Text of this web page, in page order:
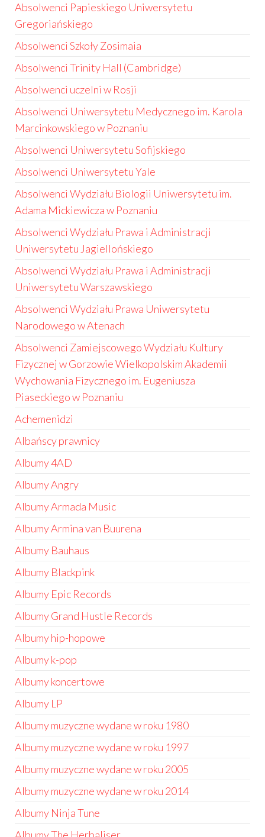
Absolwenci Papieskiego Uniwersytetu
Gregoriańskiego
Absolwenci Szkoły Zosimaia
Absolwenci Trinity Hall (Cambridge)
Absolwenci uczelni w Rosji
Absolwenci Uniwersytetu Medycznego im. Karola
Marcinkowskiego w Poznaniu
Absolwenci Uniwersytetu Sofijskiego
Absolwenci Uniwersytetu Yale
Absolwenci Wydziału Biologii Uniwersytetu im.
Adama Mickiewicza w Poznaniu
Absolwenci Wydziału Prawa i Administracji
Uniwersytetu Jagiellońskiego
Absolwenci Wydziału Prawa i Administracji
Uniwersytetu Warszawskiego
Absolwenci Wydziału Prawa Uniwersytetu
Narodowego w Atenach
Absolwenci Zamiejscowego Wydziału Kultury
Fizycznej w Gorzowie Wielkopolskim Akademii
Wychowania Fizycznego im. Eugeniusza
Piaseckiego w Poznaniu
Achemenidzi
Albańscy prawnicy
Albumy 4AD
Albumy Angry
Albumy Armada Music
Albumy Armina van Buurena
Albumy Bauhaus
Albumy Blackpink
Albumy Epic Records
Albumy Grand Hustle Records
Albumy hip-hopowe
Albumy k-pop
Albumy koncertowe
Albumy LP
Albumy muzyczne wydane w roku 1980
Albumy muzyczne wydane w roku 1997
Albumy muzyczne wydane w roku 2005
Albumy muzyczne wydane w roku 2014
Albumy Ninja Tune